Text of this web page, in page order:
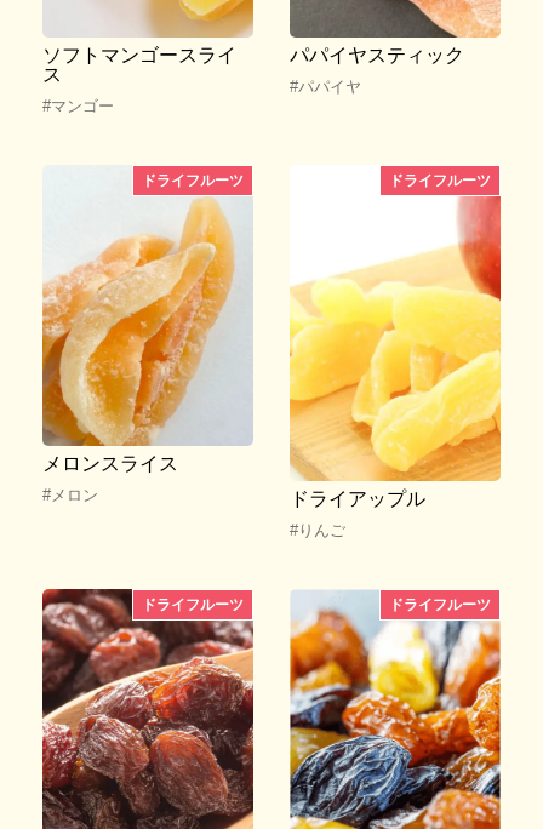
ソフトマンゴースライ
ス
#マンゴー
パパイヤスティック
#パパイヤ
ドライフルーツ
メロンスライス
#メロン
ドライフルーツ
ドライアップル
#りんご
ドライフルーツ ドライフルーツ